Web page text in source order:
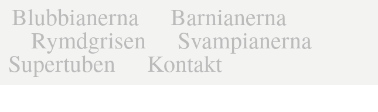
Blubbianerna Barnianerna
Rymdgrisen Svampianerna
Supertuben Kontakt